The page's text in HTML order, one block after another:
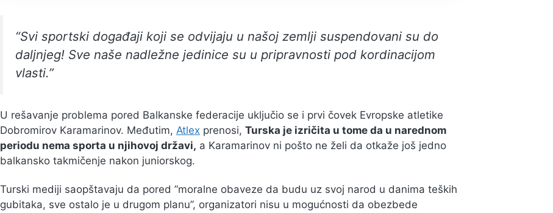
“Svi sportski događaji koji se odvijaju u našoj zemlji suspendovani su do
daljnjeg! Sve naše nadležne jedinice su u pripravnosti pod kordinacijom
vlasti.”
U rešavanje problema pored Balkanske federacije uključio se i prvi čovek Evropske atletike
Dobromirov Karamarinov. Međutim, Atlex prenosi, Turska je izričita u tome da u narednom
periodu nema sporta u njihovoj državi, a Karamarinov ni pošto ne želi da otkaže još jedno
balkansko takmičenje nakon juniorskog.
Turski mediji saopštavaju da pored ”moralne obaveze da budu uz svoj narod u danima teških
gubitaka, sve ostalo je u drugom planu”, organizatori nisu u mogućnosti da obezbede